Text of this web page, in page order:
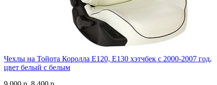
Чехлы на Тойота Королла Е120, Е130 хэтчбек с 2000-2007 год,
цвет белый с белым